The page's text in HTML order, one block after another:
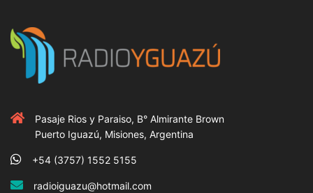
Pasaje Rios y Paraiso, B° Almirante Brown
Puerto Iguazú, Misiones, Argentina
+54 (3757) 1552 5155
radioiguazu@hotmail.com